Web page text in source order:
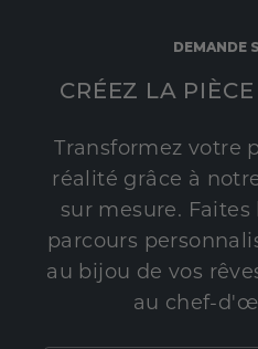
DEMANDE
CRÉEZ LA
Transformez votre
réalité grâce à
sur mesure.
parcours
au bijou de vos
au chef-